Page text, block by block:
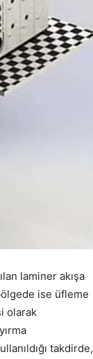
laminer akışa
ise üfleme
olarak
takdirde,